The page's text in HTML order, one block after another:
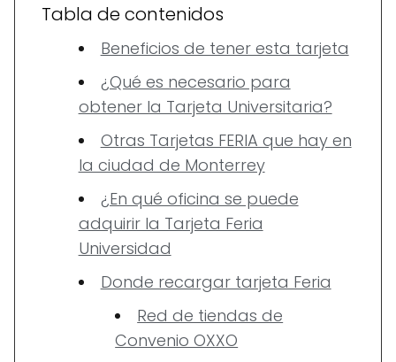
Tabla de contenidos
Beneficios de tener esta tarjeta
¿Qué es necesario para
obtener la Tarjeta Universitaria?
Otras Tarjetas FERIA que hay en
la ciudad de Monterrey
¿En qué oficina se puede
adquirir la Tarjeta Feria
Universidad
Donde recargar tarjeta Feria
Red de tiendas de
Convenio OXXO